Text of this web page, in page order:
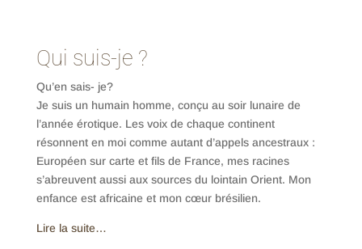
Qui suis-je ?
Qu’en sais- je?
Je suis un humain homme, conçu au soir lunaire de
l’année érotique. Les voix de chaque continent
résonnent en moi comme autant d’appels ancestraux :
Européen sur carte et fils de France, mes racines
s’abreuvent aussi aux sources du lointain Orient. Mon
enfance est africaine et mon cœur brésilien.
Lire la suite…